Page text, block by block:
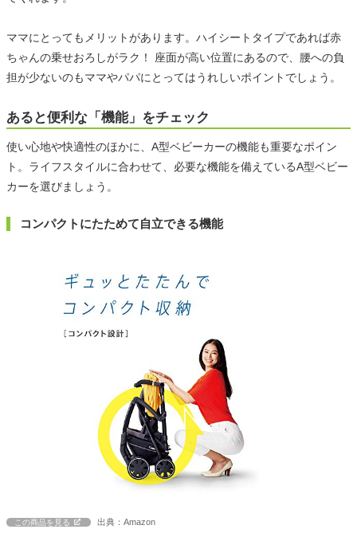
ママにとってもメリットがあります。ハイシートタイプであれば赤
ちゃんの乗せおろしがラク！ 座面が高い位置にあるので、腰への負
担が少ないのもママやパパにとってはうれしいポイントでしょう。
あると便利な「機能」をチェック
使い心地や快適性のほかに、A型ベビーカーの機能も重要なポイン
ト。ライフスタイルに合わせて、必要な機能を備えているA型ベビー
カーを選びましょう。
コンパクトにたためて自立できる機能
この商品を見る 出典：Amazon